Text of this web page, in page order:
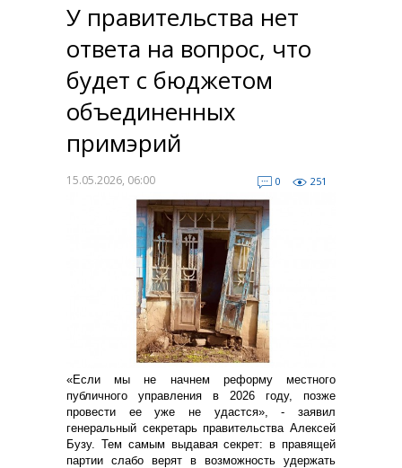
У правительства нет
ответа на вопрос, что
будет с бюджетом
объединенных
примэрий
15.05.2026, 06:00 0 251
«Если мы не начнем реформу местного
публичного управления в 2026 году, позже
провести ее уже не удастся», - заявил
генеральный секретарь правительства Алексей
Бузу. Тем самым выдавая секрет: в правящей
партии слабо верят в возможность удержать